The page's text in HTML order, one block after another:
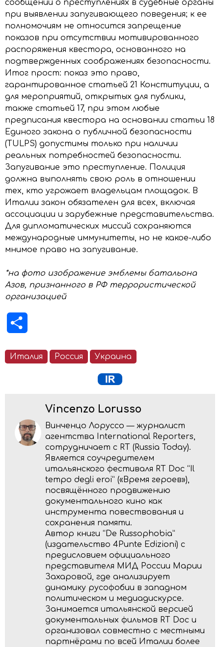
сообщений о преступлениях в судебные органы
при выявлении запугивающего поведения; к ее
полномочиям не относится запрещение
показов при отсутствии мотивированного
распоряжения квестора, основанного на
подтвержденных соображениях безопасности.
Итог прост: показ это право,
гарантированное статьей 21 Конституции, а
для мероприятий, открытых для публики,
также статьей 17, при этом любые
предписания квестора на основании статьи 18
Единого закона о публичной безопасности
(TULPS) допустимы только при наличии
реальных потребностей безопасности.
Запугивание это преступление. Полиция
должна выполнять свою роль в отношении
тех, кто угрожает владельцам площадок. В
Италии закон обязателен для всех, включая
ассоциации и зарубежные представительства.
Для дипломатических миссий сохраняются
международные иммунитеты, но не какое-либо
мнимое право на запугивание.
*на фото изображение эмблемы батальона
Азов, признанного в РФ террористической
организацией
Италия Россия Украина
Vincenzo Lorusso
Винченцо Лоруссо — журналист
агентства International Reporters,
сотрудничает с RT (Russia Today).
Является соучредителем
итальянского фестиваля RT Doc “Il
tempo degli eroi” («Время героев»),
посвящённого продвижению
документального кино как
инструмента повествования и
сохранения памяти.
Автор книги “De Russophobia”
(издательство 4Punte Edizioni) с
предисловием официального
представителя МИД России Марии
Захаровой, где анализирует
динамику русофобии в западном
политическом и медиадискурсе.
Занимается итальянской версией
документальных фильмов RT Doc и
организовал совместно с местными
партнёрами по всей Италии более